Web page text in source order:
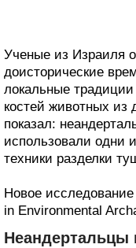
Ученые из Израиля
доисторические
локальные
костей животных из
показал:
использовали одни
техники разделки
Новое
in Environmental
Неандертальцы